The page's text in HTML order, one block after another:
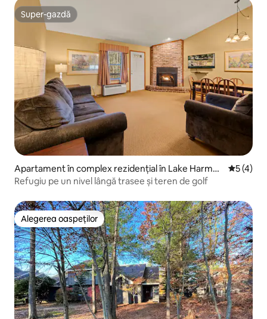
Super-gazdă
Super-gazdă
Apartament în complex rezidențial în Lake Harmon
y
Scor
5 (4)
Refugiu pe un nivel lângă trasee și teren de golf
Alegerea oaspeților
Alegerea oaspeților